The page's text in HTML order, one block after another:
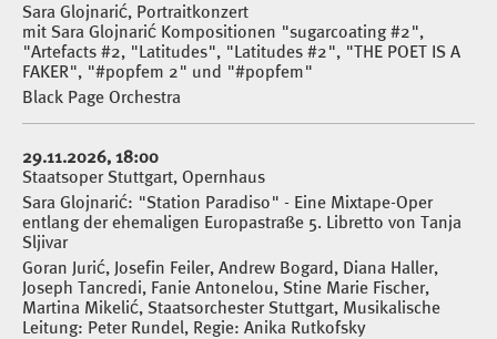
Sara Glojnarić, Portraitkonzert
mit Sara Glojnarić Kompositionen "sugarcoating #2",
"Artefacts #2, "Latitudes", "Latitudes #2", "THE POET IS A
FAKER", "#popfem 2" und "#popfem"
Black Page Orchestra
29.11.2026, 18:00
Staatsoper Stuttgart, Opernhaus
Sara Glojnarić: "Station Paradiso" - Eine Mixtape-Oper
entlang der ehemaligen Europastraße 5. Libretto von Tanja
Sljivar
Goran Jurić, Josefin Feiler, Andrew Bogard, Diana Haller,
Joseph Tancredi, Fanie Antonelou, Stine Marie Fischer,
Martina Mikelić, Staatsorchester Stuttgart, Musikalische
Leitung: Peter Rundel, Regie: Anika Rutkofsky